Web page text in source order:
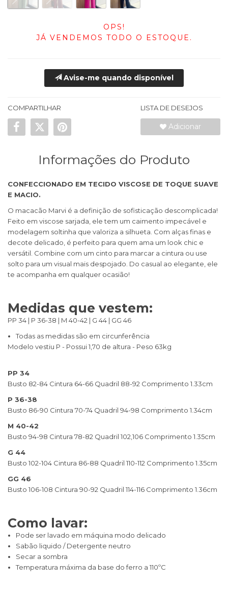
OPS!
JÁ VENDEMOS TODO O ESTOQUE.
Avise-me quando disponível
COMPARTILHAR LISTA DE DESEJOS
Adicionar
Informações do Produto
CONFECCIONADO EM TECIDO VISCOSE DE TOQUE SUAVE
E MACIO.
O macacão Marvi é a definição de sofisticação descomplicada!
Feito em viscose sarjada, ele tem um caimento impecável e
modelagem soltinha que valoriza a silhueta. Com alças finas e
decote delicado, é perfeito para quem ama um look chic e
versátil. Combine com um cinto para marcar a cintura ou use
solto para um visual mais despojado. Do casual ao elegante, ele
te acompanha em qualquer ocasião!
Medidas que vestem:
PP 34 | P 36-38 | M 40-42 | G 44 | GG 46
Todas as medidas são em circunferência
Modelo vestiu P - Possui 1,70 de altura - Peso 63kg
PP 34
Busto 82-84 Cintura 64-66 Quadril 88-92 Comprimento 1.33cm
P 36-38
Busto 86-90 Cintura 70-74 Quadril 94-98 Comprimento 1.34cm
M 40-42
Busto 94-98 Cintura 78-82 Quadril 102,106 Comprimento 1.35cm
G 44
Busto 102-104 Cintura 86-88 Quadril 110-112 Comprimento 1.35cm
GG 46
Busto 106-108 Cintura 90-92 Quadril 114-116 Comprimento 1.36cm
Como lavar:
Pode ser lavado em máquina modo delicado
Sabão liquido / Detergente neutro
Secar a sombra
Temperatura máxima da base do ferro a 110ºC